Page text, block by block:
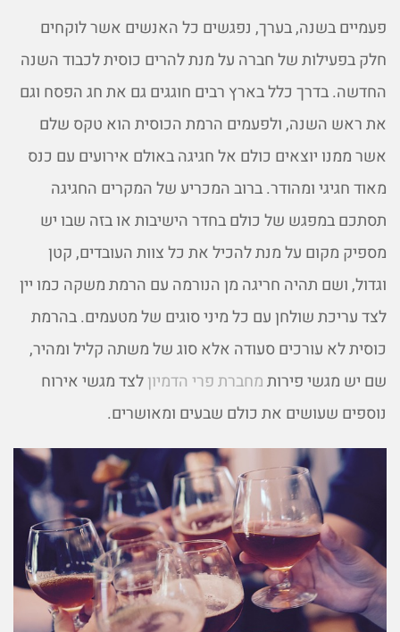
פעמיים בשנה, בערך, נפגשים כל האנשים אשר לוקחים
חלק בפעילות של חברה על מנת להרים כוסית לכבוד השנה
החדשה. בדרך כלל בארץ רבים חוגגים גם את חג הפסח וגם
את ראש השנה, ולפעמים הרמת הכוסית הוא טקס שלם
אשר ממנו יוצאים כולם אל חגיגה באולם אירועים עם כנס
מאוד חגיגי ומהודר. ברוב המכריע של המקרים החגיגה
תסתכם במפגש של כולם בחדר הישיבות או בזה שבו יש
מספיק מקום על מנת להכיל את כל צוות העובדים, קטן
וגדול, ושם תהיה חריגה מן הנורמה עם הרמת משקה כמו יין
לצד עריכת שולחן עם כל מיני סוגים של מטעמים. בהרמת
כוסית לא עורכים סעודה אלא סוג של משתה קליל ומהיר,
שם יש מגשי פירותמחברת פרי הדמיוןלצד מגשי אירוח
נוספים שעושים את כולם שבעים ומאושרים.